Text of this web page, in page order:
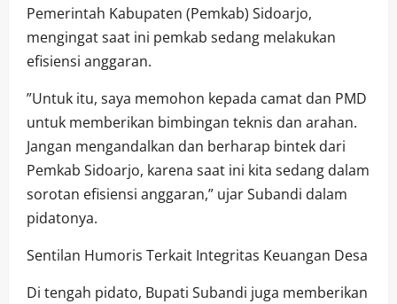
Pemerintah Kabupaten (Pemkab) Sidoarjo,
mengingat saat ini pemkab sedang melakukan
efisiensi anggaran.
​”Untuk itu, saya memohon kepada camat dan PMD
untuk memberikan bimbingan teknis dan arahan.
Jangan mengandalkan dan berharap bintek dari
Pemkab Sidoarjo, karena saat ini kita sedang dalam
sorotan efisiensi anggaran,” ujar Subandi dalam
pidatonya.
​Sentilan Humoris Terkait Integritas Keuangan Desa
​Di tengah pidato, Bupati Subandi juga memberikan